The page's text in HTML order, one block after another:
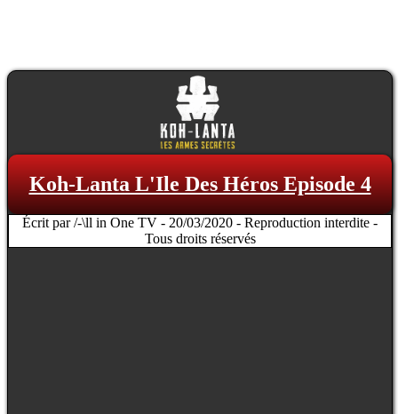
Koh-Lanta L'Ile Des Héros Episode 4
Écrit par /-\ll in One TV - 20/03/2020 - Reproduction interdite -
Tous droits réservés